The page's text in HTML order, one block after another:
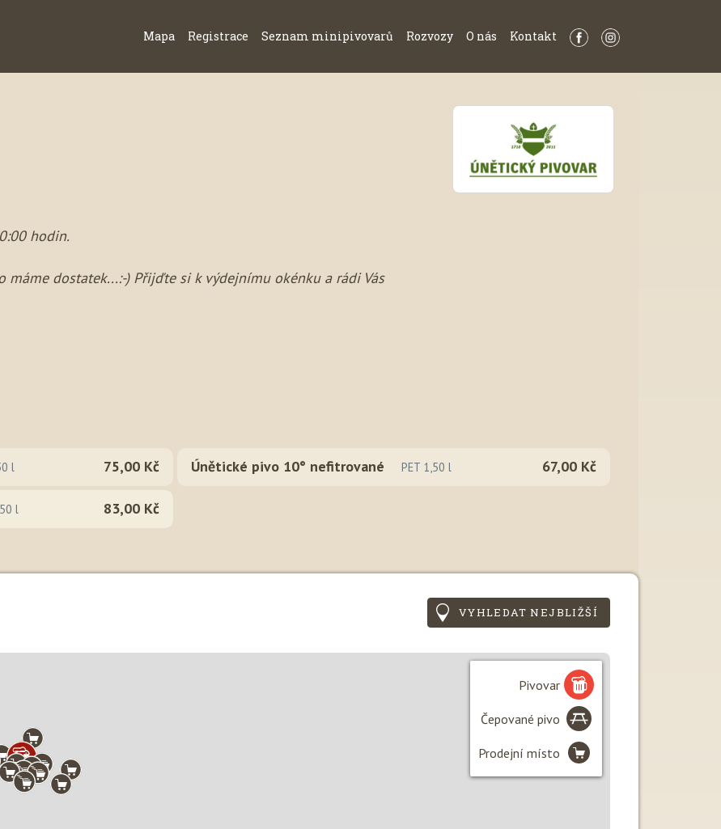
Mapa Registrace Seznam minipivovarů Rozvozy O nás Kontakt
hodin.
dostatek...:-) Přijďte si k výdejnímu okénku a rádi Vás
l 75,00 Kč Únětické pivo 10° nefitrované PET 1,50 l 67,00 Kč
l 83,00 Kč
VYHLEDAT NEJBLIŽŠÍ
Pivovar
Čepované pivo
Prodejní místo